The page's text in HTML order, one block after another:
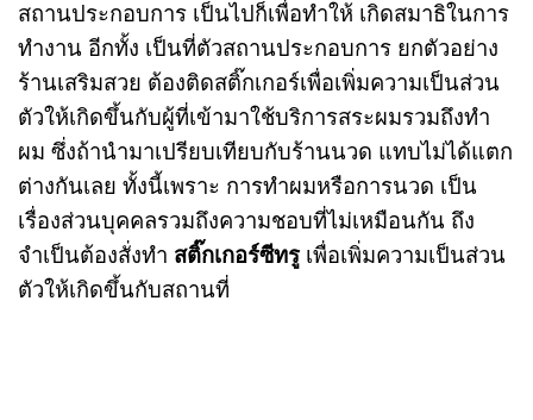
สถานประกอบการ เป็นไปก็เพื่อทำให้ เกิดสมาธิในการ
ทำงาน อีกทั้ง เป็นที่ตัวสถานประกอบการ ยกตัวอย่าง
ร้านเสริมสวย ต้องติดสติ๊กเกอร์เพื่อเพิ่มความเป็นส่วน
ตัวให้เกิดขึ้นกับผู้ที่เข้ามาใช้บริการสระผมรวมถึงทำ
ผม ซึ่งถ้านำมาเปรียบเทียบกับร้านนวด แทบไม่ได้แตก
ต่างกันเลย ทั้งนี้เพราะ การทำผมหรือการนวด เป็น
เรื่องส่วนบุคคลรวมถึงความชอบที่ไม่เหมือนกัน ถึง
จำเป็นต้องสั่งทำ สติ๊กเกอร์ซีทรู เพื่อเพิ่มความเป็นส่วน
ตัวให้เกิดขึ้นกับสถานที่